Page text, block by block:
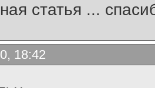
статья ...
18:42